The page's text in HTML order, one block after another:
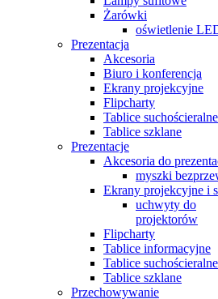
Żarówki
oświetlenie
Prezentacja
Akcesoria
Biuro i konferencja
Ekrany projekcyjne
Flipcharty
Tablice suchościeralne
Tablice szklane
Prezentacje
Akcesoria do
myszki
Ekrany projekcyjne i
uchwyty do
projektorów
Flipcharty
Tablice informacyjne
Tablice suchościeralne
Tablice szklane
Przechowywanie